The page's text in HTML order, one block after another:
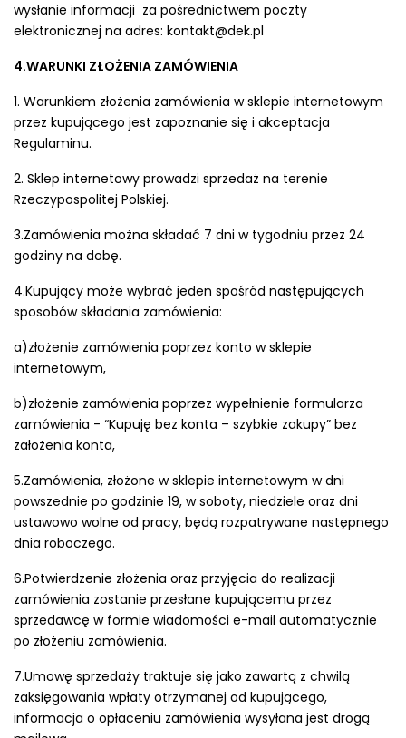
wysłanie informacji za pośrednictwem poczty
elektronicznej na adres: kontakt@dek.pl
4.WARUNKI ZŁOŻENIA ZAMÓWIENIA
1. Warunkiem złożenia zamówienia w sklepie internetowym
przez kupującego jest zapoznanie się i akceptacja
Regulaminu.
2. Sklep internetowy prowadzi sprzedaż na terenie
Rzeczypospolitej Polskiej.
3.Zamówienia można składać 7 dni w tygodniu przez 24
godziny na dobę.
4.Kupujący może wybrać jeden spośród następujących
sposobów składania zamówienia:
a)złożenie zamówienia poprzez konto w sklepie
internetowym,
b)złożenie zamówienia poprzez wypełnienie formularza
zamówienia - “Kupuję bez konta – szybkie zakupy” bez
założenia konta,
5.Zamówienia, złożone w sklepie internetowym w dni
powszednie po godzinie 19, w soboty, niedziele oraz dni
ustawowo wolne od pracy, będą rozpatrywane następnego
dnia roboczego.
6.Potwierdzenie złożenia oraz przyjęcia do realizacji
zamówienia zostanie przesłane kupującemu przez
sprzedawcę w formie wiadomości e-mail automatycznie
po złożeniu zamówienia.
7.Umowę sprzedaży traktuje się jako zawartą z chwilą
zaksięgowania wpłaty otrzymanej od kupującego,
informacja o opłaceniu zamówienia wysyłana jest drogą